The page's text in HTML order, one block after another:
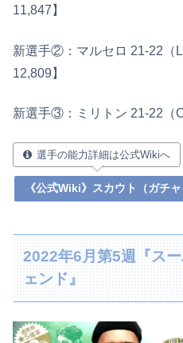
11,847】
新選手②：マルセロ 21-22（
12,809】
新選手③：ミリトン 21-22（
選手の能力詳細は公式Wikiへ
《公式Wiki》スカウト（ガチ
2022年6月第5週『ス
ェンド』